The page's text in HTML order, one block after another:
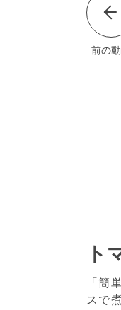
前の
ト
「簡
スで